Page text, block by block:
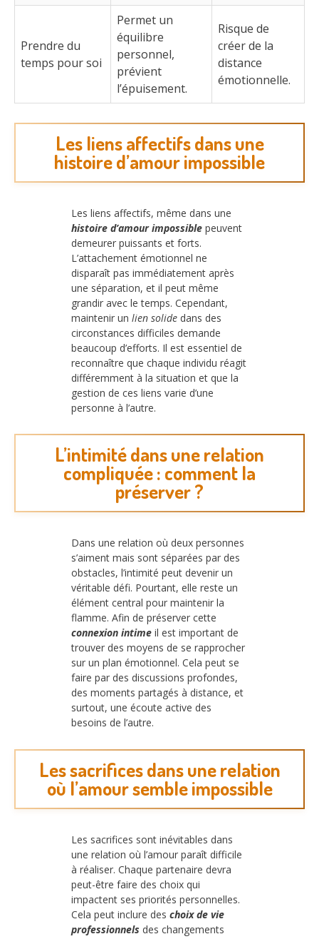
Prendre du
temps pour soi
Permet un
équilibre
personnel,
prévient
l’épuisement.
Risque de
créer de la
distance
émotionnelle.
Les liens affectifs dans une
histoire d’amour impossible
Les liens affectifs, même dans une
histoire d’amour impossible peuvent
demeurer puissants et forts.
L’attachement émotionnel ne
disparaît pas immédiatement après
une séparation, et il peut même
grandir avec le temps. Cependant,
maintenir un lien solide dans des
circonstances difficiles demande
beaucoup d’efforts. Il est essentiel de
reconnaître que chaque individu réagit
différemment à la situation et que la
gestion de ces liens varie d’une
personne à l’autre.
L’intimité dans une relation
compliquée : comment la
préserver ?
Dans une relation où deux personnes
s’aiment mais sont séparées par des
obstacles, l’intimité peut devenir un
véritable défi. Pourtant, elle reste un
élément central pour maintenir la
flamme. Afin de préserver cette
connexion intime il est important de
trouver des moyens de se rapprocher
sur un plan émotionnel. Cela peut se
faire par des discussions profondes,
des moments partagés à distance, et
surtout, une écoute active des
besoins de l’autre.
Les sacrifices dans une relation
où l’amour semble impossible
Les sacrifices sont inévitables dans
une relation où l’amour paraît difficile
à réaliser. Chaque partenaire devra
peut-être faire des choix qui
impactent ses priorités personnelles.
Cela peut inclure des choix de vie
professionnels des changements